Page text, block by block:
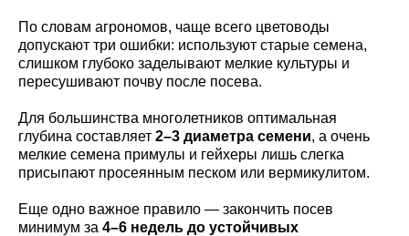
По словам агрономов, чаще всего цветоводы
допускают три ошибки: используют старые семена,
слишком глубоко заделывают мелкие культуры и
пересушивают почву после посева.
Для большинства многолетников оптимальная
глубина составляет 2–3 диаметра семени, а очень
мелкие семена примулы и гейхеры лишь слегка
присыпают просеянным песком или вермикулитом.
Еще одно важное правило — закончить посев
минимум за 4–6 недель до устойчивых